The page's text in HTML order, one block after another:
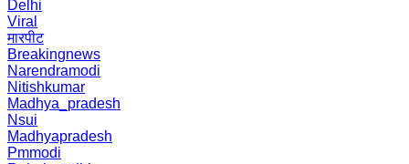
Delhi
Viral
मारपीट
Breakingnews
Narendramodi
Nitishkumar
Madhya_pradesh
Nsui
Madhyapradesh
Pmmodi